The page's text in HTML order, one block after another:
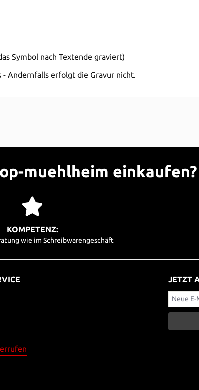
Symbol nach Textende graviert)
- Andernfalls erfolgt die Gravur nicht.
muehlheim einkaufen?
KOMPETENZ:
wie im Schreibwarengeschäft
JETZT